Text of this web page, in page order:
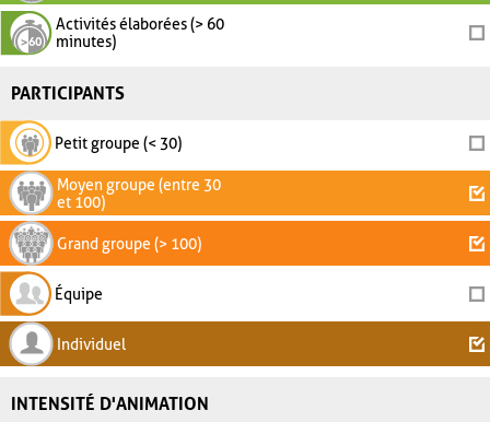
Activités élaborées (> 60
minutes)
PARTICIPANTS
Petit groupe (< 30)
Moyen groupe (entre 30
et 100)
Grand groupe (> 100)
Équipe
Individuel
INTENSITÉ D'ANIMATION